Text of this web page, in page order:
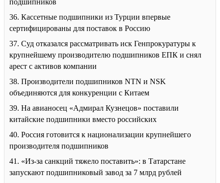
подшипников
36. Кассетные подшипники из Турции впервые
сертифицированы для поставок в Россию
37. Суд отказался рассматривать иск Генпрокуратуры к
крупнейшему производителю подшипников ЕПК и снял
арест с активов компании
38. Производители подшипников NTN и NSK
объединяются для конкуренции с Китаем
39. На авианосец «Адмирал Кузнецов» поставили
китайские подшипники вместо российских
40. Россия готовится к национализации крупнейшего
производителя подшипников
41. «Из-за санкций тяжело поставить»: в Татарстане
запускают подшипниковый завод за 7 млрд рублей